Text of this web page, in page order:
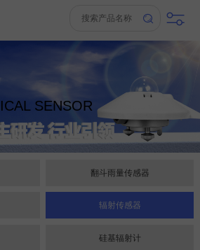
SENSOR
翻斗雨量传感器
辐射传感器
硅基辐射计